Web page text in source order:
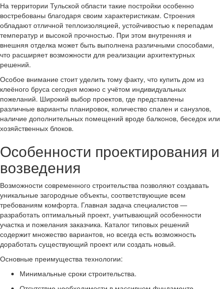
На территории Тульской области такие постройки особенно
востребованы благодаря своим характеристикам. Строения
обладают отличной теплоизоляцией, устойчивостью к перепадам
температур и высокой прочностью. При этом внутренняя и
внешняя отделка может быть выполнена различными способами,
что расширяет возможности для реализации архитектурных
решений.
Особое внимание стоит уделить тому факту, что купить дом из
клеёного бруса сегодня можно с учётом индивидуальных
пожеланий. Широкий выбор проектов, где представлены
различные варианты планировок, количество спален и санузлов,
наличие дополнительных помещений вроде балконов, беседок или
хозяйственных блоков.
Особенности проектирования и
возведения
Возможности современного строительства позволяют создавать
уникальные загородные объекты, соответствующие всем
требованиям комфорта. Главная задача специалистов —
разработать оптимальный проект, учитывающий особенности
участка и пожелания заказчика. Каталог типовых решений
содержит множество вариантов, но всегда есть возможность
доработать существующий проект или создать новый.
Основные преимущества технологии:
Минимальные сроки строительства.